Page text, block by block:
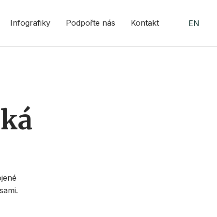
Infografiky Podpořte nás Kontakt EN